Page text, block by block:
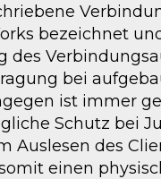
bezeichnet
des
bei
ist immer
Schutz bei
Auslesen des
einen